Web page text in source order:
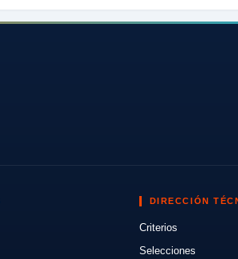
DIRECCIÓN
Criterios
Selecciones